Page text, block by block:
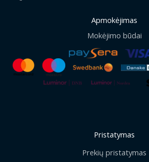
Apmokėjimas
Mokėjimo būdai
Pristatymas
Prekių pristatymas